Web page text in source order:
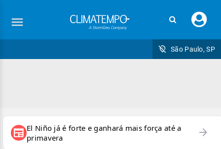
seu
São Paulo, SP
newspaper El Niño já é forte e ganhará mais força até a
primavera
arrow_forward